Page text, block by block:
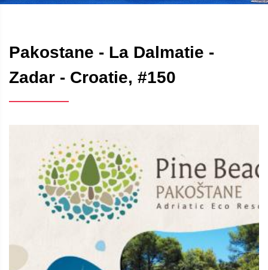
Pakostane - La Dalmatie -
Zadar - Croatie, #150